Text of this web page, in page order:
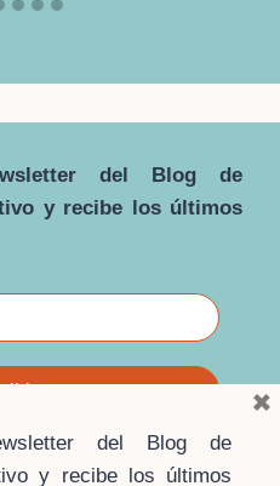
del Blog de
y recibe los últimos
del Blog de
y recibe los últimos
×